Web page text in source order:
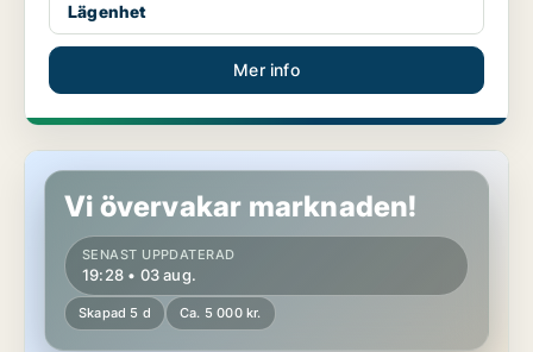
Lägenhet
Mer info
Lägenhet i Uppsala
Vi övervakar marknaden!
SENAST UPPDATERAD
19:28 • 03 aug.
Skapad 5 d Ca. 5 000 kr.